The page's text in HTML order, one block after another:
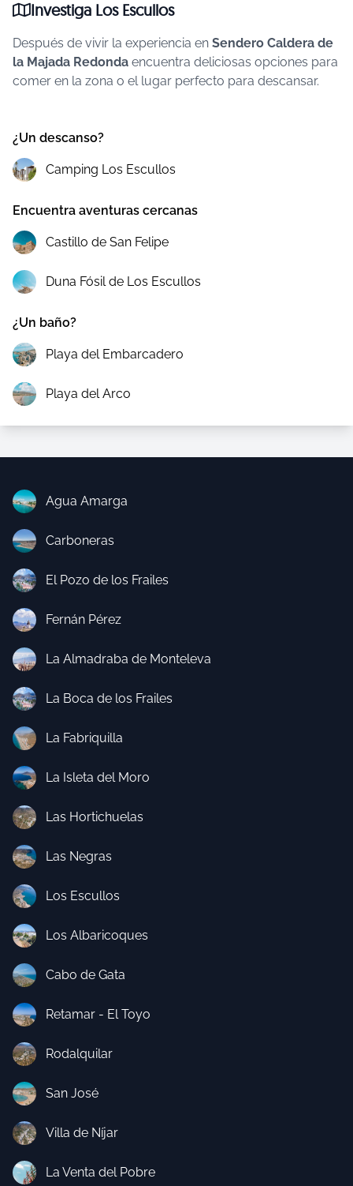
Investiga Los Escullos
Después de vivir la experiencia en Sendero Caldera de
la Majada Redonda encuentra deliciosas opciones para
comer en la zona o el lugar perfecto para descansar.
¿Un descanso?
Camping Los Escullos
Encuentra aventuras cercanas
Castillo de San Felipe
Duna Fósil de Los Escullos
¿Un baño?
Playa del Embarcadero
Playa del Arco
Agua Amarga
Carboneras
El Pozo de los Frailes
Fernán Pérez
La Almadraba de Monteleva
La Boca de los Frailes
La Fabriquilla
La Isleta del Moro
Las Hortichuelas
Las Negras
Los Escullos
Los Albaricoques
Cabo de Gata
Retamar - El Toyo
Rodalquilar
San José
Villa de Níjar
La Venta del Pobre